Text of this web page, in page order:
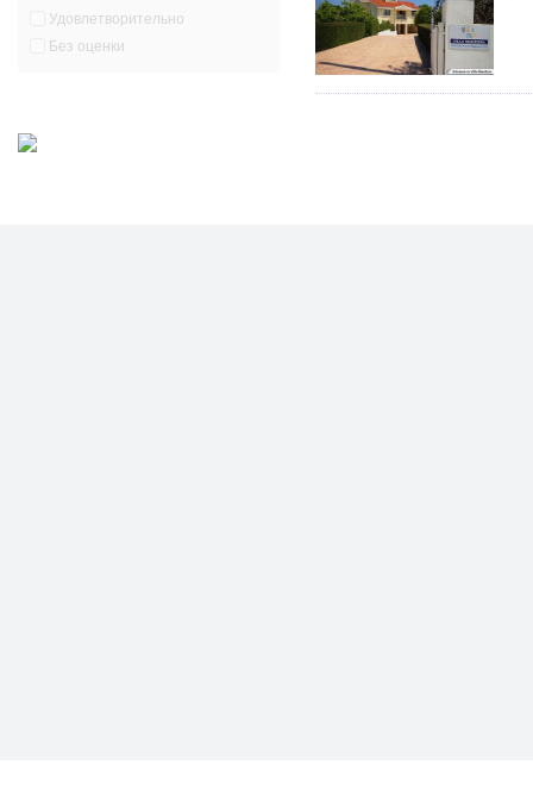
Удовлетворительно
Без оценки